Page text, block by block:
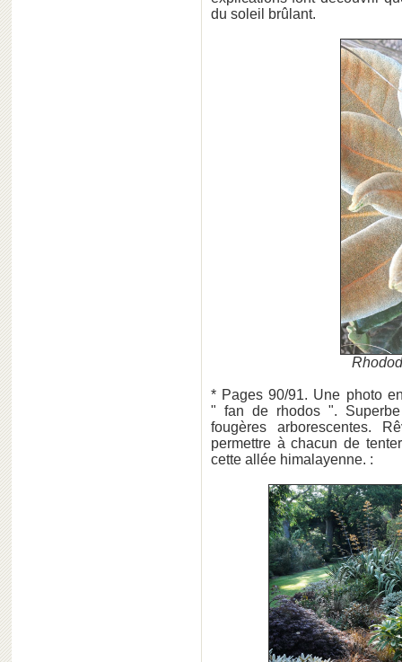
du soleil brûlant.
* Pages 90/91. Une photo
" fan de rhodos ".
fougères arborescentes.
permettre à chacun de
cette allée himalayenne. :